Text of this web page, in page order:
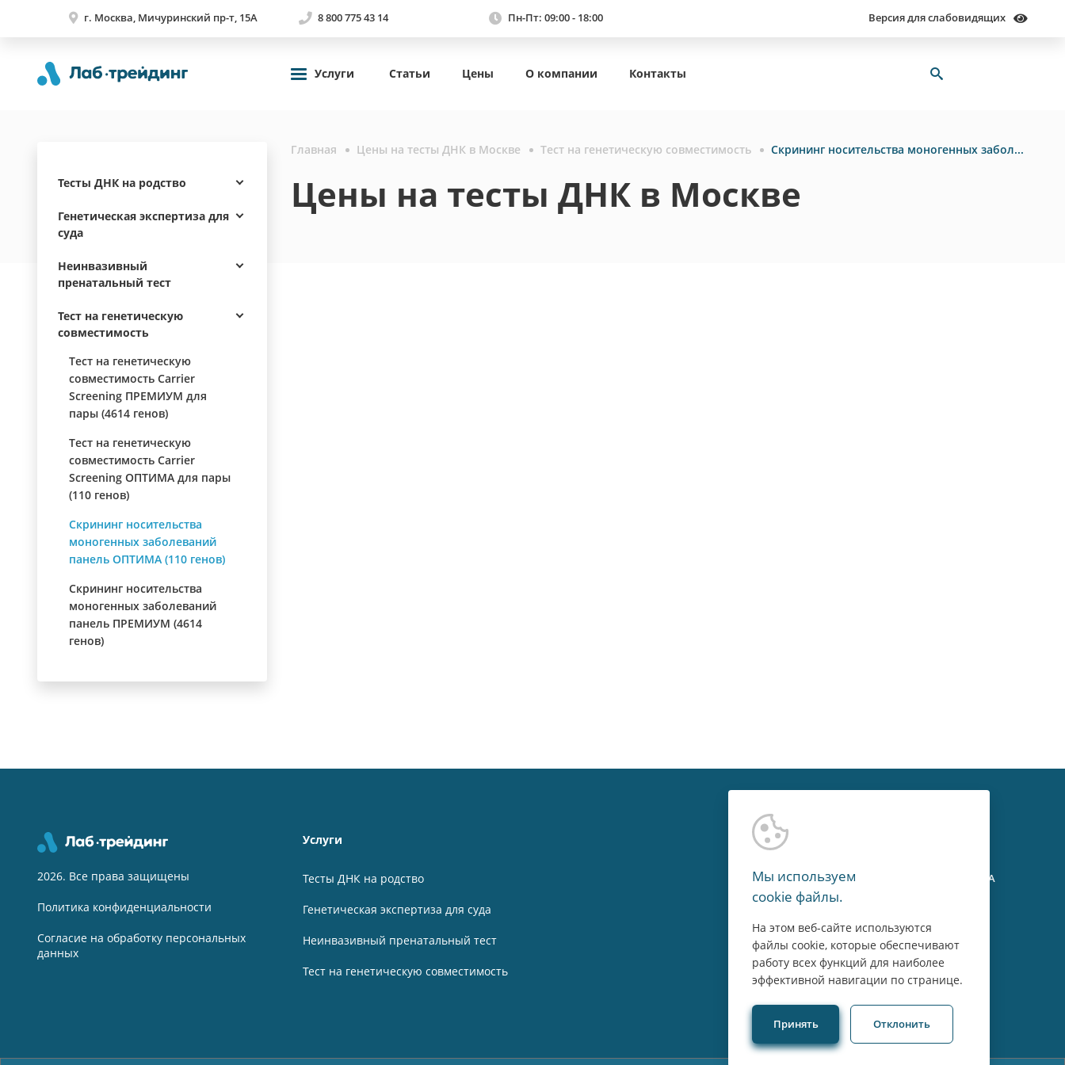
г. Москва, Мичуринский пр-т, 15А 8 800 775 43 14 Пн-Пт: 09:00 - 18:00 Версия для слабовидящих
Услуги Статьи Цены О компании Контакты
Тесты ДНК на родство
Генетическая экспертиза для
суда
Неинвазивный
пренатальный тест
Тест на генетическую
совместимость
Тест на генетическую
совместимость Carrier
Screening ПРЕМИУМ для
пары (4614 генов)
Тест на генетическую
совместимость Carrier
Screening ОПТИМА для пары
(110 генов)
Скрининг носительства
моногенных заболеваний
панель ОПТИМА (110 генов)
Скрининг носительства
моногенных заболеваний
панель ПРЕМИУМ (4614
генов)
Главная Цены на тесты ДНК в Москве Тест на генетическую совместимость Скрининг носительства моногенных заболеваний панель ОПТИМА (110 генов)
Цены на тесты ДНК в Москве
2026. Все права защищены
Политика конфиденциальности
Согласие на обработку персональных
данных
Услуги
Тесты ДНК на родство
Генетическая экспертиза для суда
Неинвазивный пренатальный тест
Тест на генетическую совместимость
г. Москва, Мичуринский пр-т, 15А
Пн-Пт: 09:00 - 18:00
Мы используем
cookie файлы.
На этом веб-сайте используются
файлы cookie, которые обеспечивают
работу всех функций для наиболее
эффективной навигации по странице.
Принять Отклонить